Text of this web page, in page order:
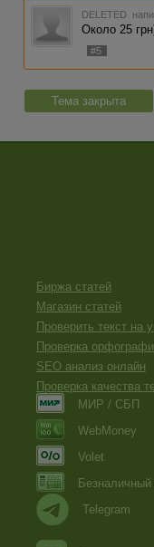
DELETED
Около 25
#5
Тема закрыта
Биржа статей
Магазин статей
Проверить текст на
Проверка
SEO анализ онлайн
Проверка качества
МИР / СБП
WebMoney
Volet
Telegram